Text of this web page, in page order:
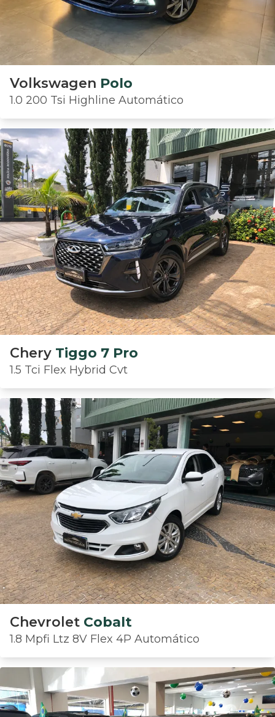
Volkswagen Polo
1.0 200 Tsi Highline Automático
Chery Tiggo 7 Pro
1.5 Tci Flex Hybrid Cvt
Chevrolet Cobalt
1.8 Mpfi Ltz 8V Flex 4P Automático